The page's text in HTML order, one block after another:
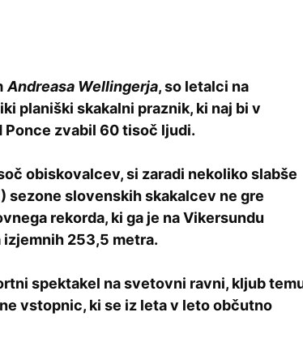
Andreasa Wellingerja, so letalci na
planiški skakalni praznik, ki naj bi v
Ponce zvabil 60 tisoč ljudi.
obiskovalcev, si zaradi nekoliko slabše
sezone slovenskih skakalcev ne gre
rekorda, ki ga je na Vikersundu
253,5 metra.
spektakel na svetovni ravni, kljub
vstopnic, ki se iz leta v leto občutno